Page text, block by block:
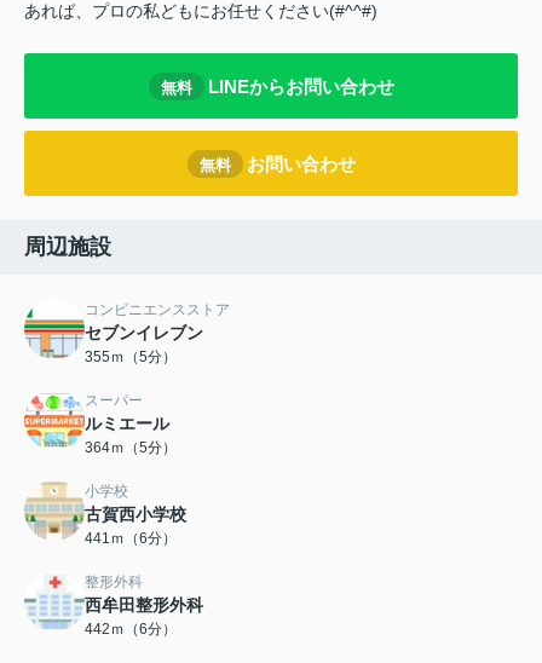
あれば、プロの私どもにお任せください(#^^#)
無料 LINEからお問い合わせ
無料 お問い合わせ
周辺施設
コンビニエンスストア
セブンイレブン
355ｍ（5分）
スーパー
ルミエール
364ｍ（5分）
小学校
古賀西小学校
441ｍ（6分）
整形外科
西牟田整形外科
442ｍ（6分）